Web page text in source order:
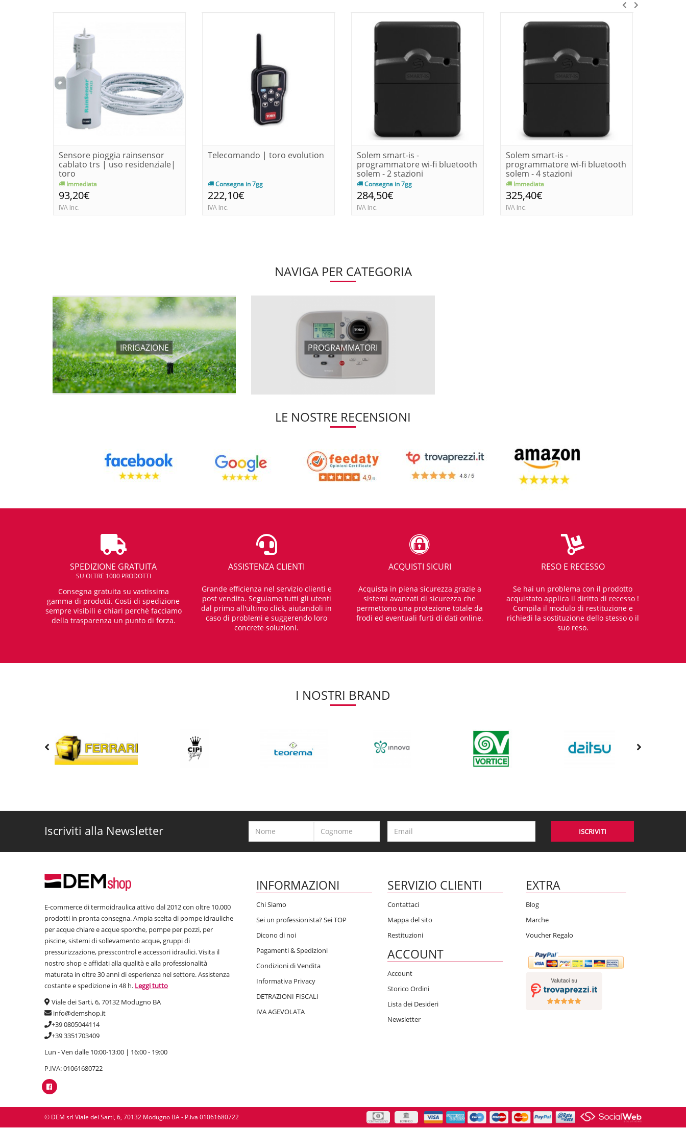
Sensore pioggia rainsensor
cablato trs | uso residenziale|
toro
Immediata
93,20€
IVA Inc.
Telecomando | toro evolution
Consegna in 7gg
222,10€
IVA Inc.
Solem smart-is -
programmatore wi-fi bluetooth
solem - 2 stazioni
Consegna in 7gg
284,50€
IVA Inc.
Solem smart-is -
programmatore wi-fi bluetooth
solem - 4 stazioni
Immediata
325,40€
IVA Inc.
NAVIGA PER CATEGORIA
IRRIGAZIONE PROGRAMMATORI
LE NOSTRE RECENSIONI
SPEDIZIONE GRATUITA
SU OLTRE 1000 PRODOTTI
Consegna gratuita su vastissima
gamma di prodotti. Costi di spedizione
sempre visibili e chiari perchè facciamo
della trasparenza un punto di forza.
ASSISTENZA CLIENTI
Grande efficienza nel servizio clienti e
post vendita. Seguiamo tutti gli utenti
dal primo all'ultimo click, aiutandoli in
caso di problemi e suggerendo loro
concrete soluzioni.
ACQUISTI SICURI
Acquista in piena sicurezza grazie a
sistemi avanzati di sicurezza che
permettono una protezione totale da
frodi ed eventuali furti di dati online.
RESO E RECESSO
Se hai un problema con il prodotto
acquistato applica il diritto di recesso !
Compila il modulo di restituzione e
richiedi la sostituzione dello stesso o il
suo reso.
I NOSTRI BRAND
Iscriviti alla Newsletter ISCRIVITI
E-commerce di termoidraulica attivo dal 2012 con oltre 10.000
prodotti in pronta consegna. Ampia scelta di pompe idrauliche
per acque chiare e acque sporche, pompe per pozzi, per
piscine, sistemi di sollevamento acque, gruppi di
pressurizzazione, presscontrol e accessori idraulici. Visita il
nostro shop e affidati alla qualità e alla professionalità
maturata in oltre 30 anni di esperienza nel settore. Assistenza
costante e spedizione in 48 h. Leggi tutto
Viale dei Sarti, 6, 70132 Modugno BA
info@demshop.it
+39 0805044114
+39 3351703409
Lun - Ven dalle 10:00-13:00 | 16:00 - 19:00
P.IVA: 01061680722
INFORMAZIONI
Chi Siamo
Sei un professionista? Sei TOP
Dicono di noi
Pagamenti & Spedizioni
Condizioni di Vendita
Informativa Privacy
DETRAZIONI FISCALI
IVA AGEVOLATA
SERVIZIO CLIENTI
Contattaci
Mappa del sito
Restituzioni
ACCOUNT
Account
Storico Ordini
Lista dei Desideri
Newsletter
EXTRA
Blog
Marche
Voucher Regalo
© DEM srl Viale dei Sarti, 6, 70132 Modugno BA - P.iva 01061680722